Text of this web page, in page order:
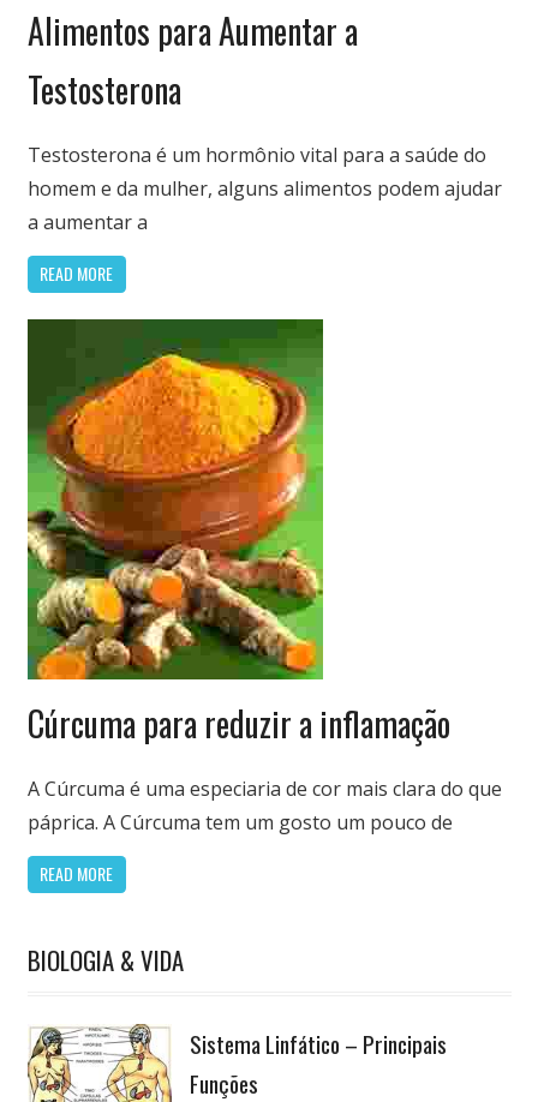
&
Alimentos para Aumentar a
Testosterona
Testosterona é um hormônio vital para a saúde do
homem e da mulher, alguns alimentos podem ajudar
a aumentar a
READ MORE
&
Cúrcuma para reduzir a inflamação
A Cúrcuma é uma especiaria de cor mais clara do que
páprica. A Cúrcuma tem um gosto um pouco de
READ MORE
BIOLOGIA & VIDA
Sistema Linfático – Principais
Funções